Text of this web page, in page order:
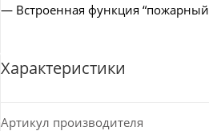
— Встроенная функция
Характеристики
Артикул производителя